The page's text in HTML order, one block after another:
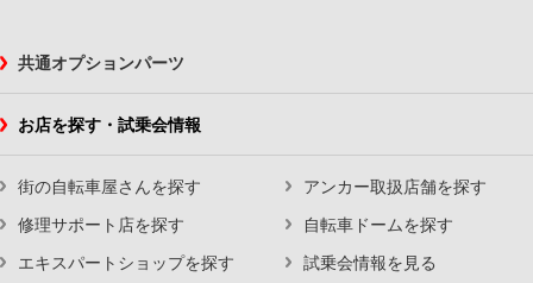
共通オプションパーツ
お店を探す・試乗会情報
街の自転車屋さんを探す
修理サポート店を探す
エキスパートショップを探す
アンカー取扱店舗を探す
自転車ドームを探す
試乗会情報を見る